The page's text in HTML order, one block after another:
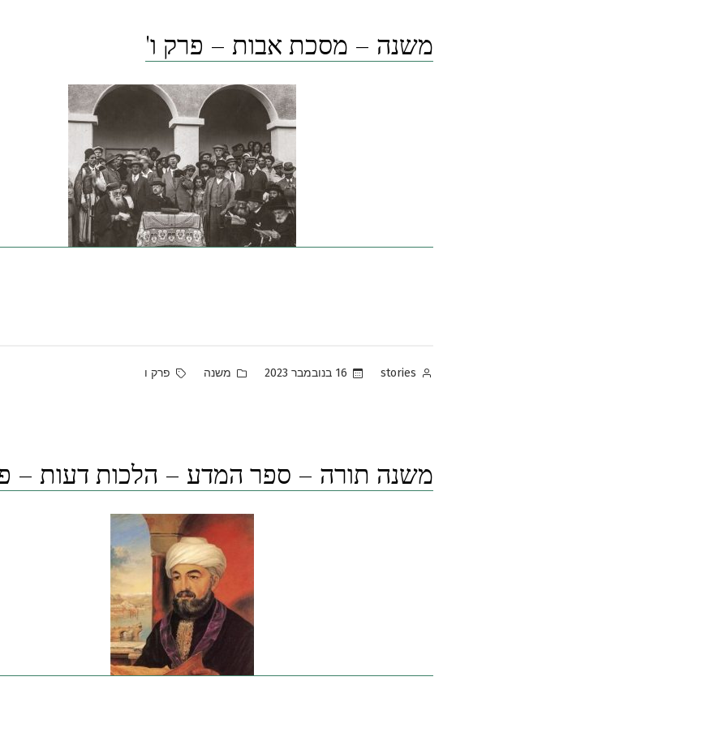
משנה – מסכת אבות – פרק ו'
Posted
stories 16 בנובמבר 2023
Posted
משנה Tags:
פרק ו
משנה תורה – ספר המדע – הלכות דעות –